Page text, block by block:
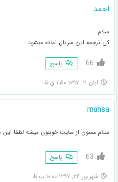
احمد
سلام
کی ترجمه این سریال آماده میشود
66 پاسخ
آبان ۱۱, ۱۳۹۷ ۱:۵۰ ق.ظ
mahsa
سلام ممنون از سایت خوبتون میشه لطفا این
63 پاسخ
شهریور ۲۴, ۱۳۹۷ ۱۰:۰۰ ب.ظ